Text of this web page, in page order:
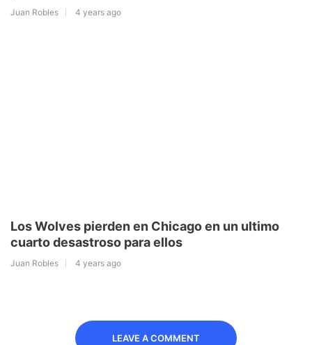
Juan Robles 4 years ago
Los Wolves pierden en Chicago en un ultimo
cuarto desastroso para ellos
Juan Robles 4 years ago
LEAVE A COMMENT